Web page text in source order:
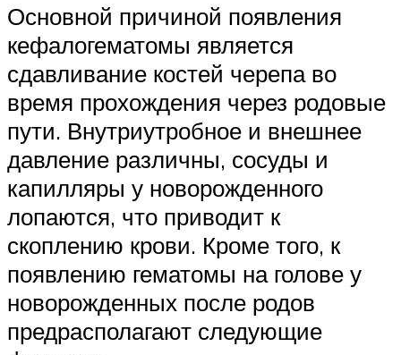
Основной причиной появления
кефалогематомы является
сдавливание костей черепа во
время прохождения через родовые
пути. Внутриутробное и внешнее
давление различны, сосуды и
капилляры у новорожденного
лопаются, что приводит к
скоплению крови. Кроме того, к
появлению гематомы на голове у
новорожденных после родов
предрасполагают следующие